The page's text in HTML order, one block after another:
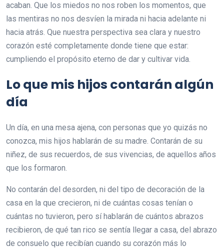
acaban. Que los miedos no nos roben los momentos, que
las mentiras no nos desvíen la mirada ni hacia adelante ni
hacia atrás. Que nuestra perspectiva sea clara y nuestro
corazón esté completamente donde tiene que estar:
cumpliendo el propósito eterno de dar y cultivar vida.
Lo que mis hijos contarán algún
día
Un día, en una mesa ajena, con personas que yo quizás no
conozca, mis hijos hablarán de su madre. Contarán de su
niñez, de sus recuerdos, de sus vivencias, de aquellos años
que los formaron.
No contarán del desorden, ni del tipo de decoración de la
casa en la que crecieron, ni de cuántas cosas tenían o
cuántas no tuvieron, pero sí hablarán de cuántos abrazos
recibieron, de qué tan rico se sentía llegar a casa, del abrazo
de consuelo que recibían cuando su corazón más lo